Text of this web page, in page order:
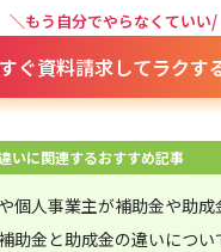
＼もう自分でやらなくていい/
ぐ資料請求してラクす
いに関連するおすすめ記事
個人事業主が補助金や助
助金と助成金の違いについ